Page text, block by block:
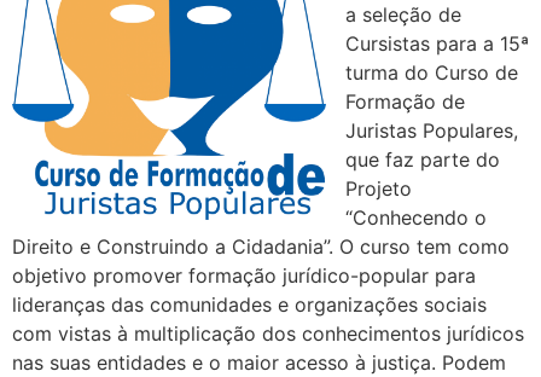
a seleção de
Cursistas para a 15ª
turma do Curso de
Formação de
Juristas Populares,
que faz parte do
Projeto
“Conhecendo o
Direito e Construindo a Cidadania”. O curso tem como
objetivo promover formação jurídico-popular para
lideranças das comunidades e organizações sociais
com vistas à multiplicação dos conhecimentos jurídicos
nas suas entidades e o maior acesso à justiça. Podem